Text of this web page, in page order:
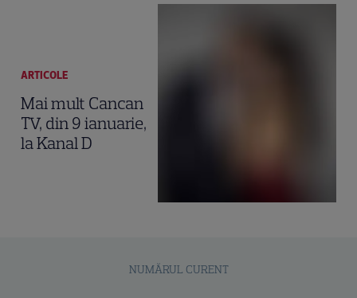
ARTICOLE
Mai mult Cancan
TV, din 9 ianuarie,
la Kanal D
NUMĂRUL CURENT